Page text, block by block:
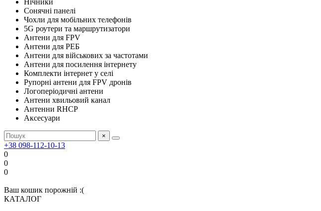
Нічники
Сонячні панелі
Чохли для мобільних телефонів
5G роутери та маршрутизатори
Антени для FPV
Антени для РЕБ
Антени для військових за частотами
Антени для посилення інтернету
Комплекти інтернет у селі
Рупорні антени для FPV дронів
Логоперіодичні антени
Антени хвильовий канал
Антенни RHCP
Аксесуари
×
+38 098-112-10-13
0
0
0
Ваш кошик порожній :(
КАТАЛОГ